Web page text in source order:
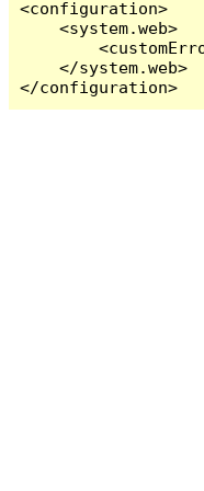
<configuration>
    <system.web>
    </system.web>
</configuration>